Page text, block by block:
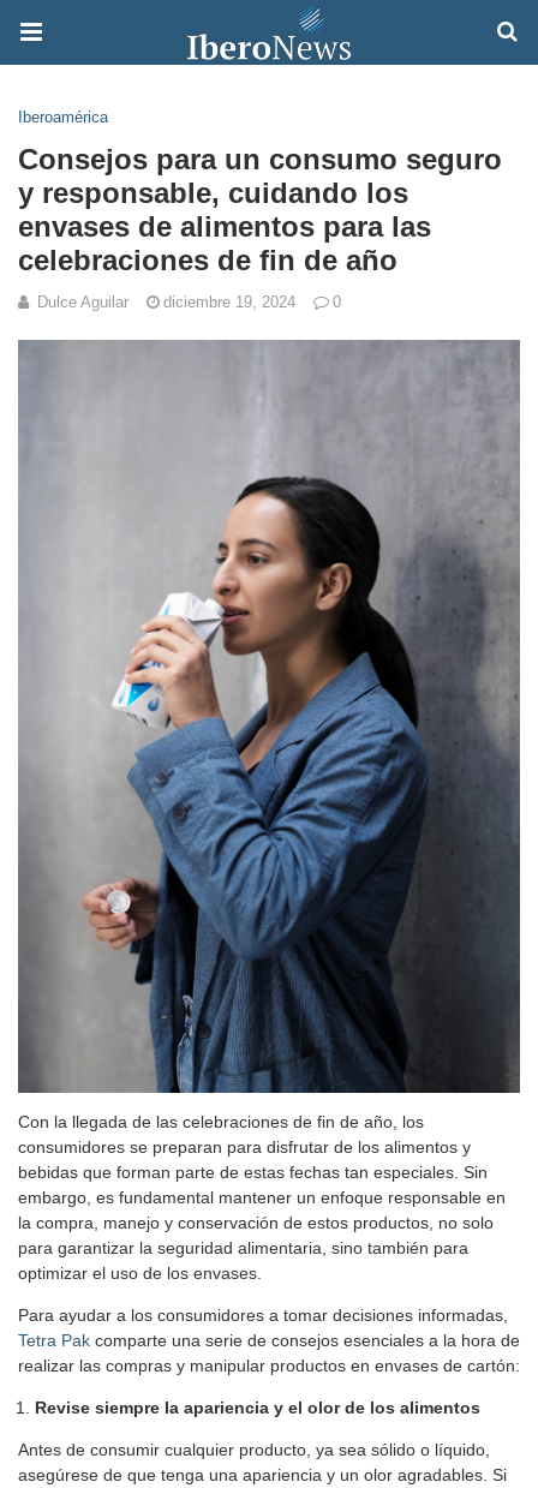
Iberoamérica
Consejos para un consumo seguro
y responsable, cuidando los
envases de alimentos para las
celebraciones de fin de año
Dulce Aguilar diciembre 19, 2024 0
Con la llegada de las celebraciones de fin de año, los
consumidores se preparan para disfrutar de los alimentos y
bebidas que forman parte de estas fechas tan especiales. Sin
embargo, es fundamental mantener un enfoque responsable en
la compra, manejo y conservación de estos productos, no solo
para garantizar la seguridad alimentaria, sino también para
optimizar el uso de los envases.
Para ayudar a los consumidores a tomar decisiones informadas,
Tetra Pak comparte una serie de consejos esenciales a la hora de
realizar las compras y manipular productos en envases de cartón:
Revise siempre la apariencia y el olor de los alimentos
Antes de consumir cualquier producto, ya sea sólido o líquido,
asegúrese de que tenga una apariencia y un olor agradables. Si